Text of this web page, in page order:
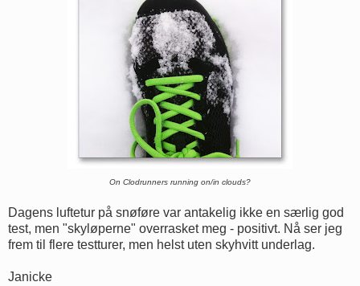
On Clodrunners running on/in clouds?
Dagens luftetur på snøføre var antakelig ikke en særlig god
test, men "skyløperne" overrasket meg - positivt. Nå ser jeg
frem til flere testturer, men helst uten skyhvitt underlag.
Janicke